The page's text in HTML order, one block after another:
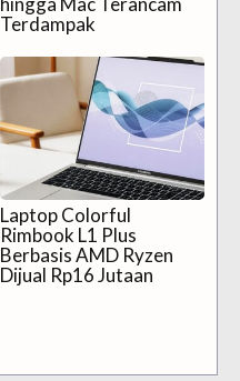
Terdampak
Laptop Colorful
Rimbook L1 Plus
Berbasis AMD Ryzen
Dijual Rp16 Jutaan